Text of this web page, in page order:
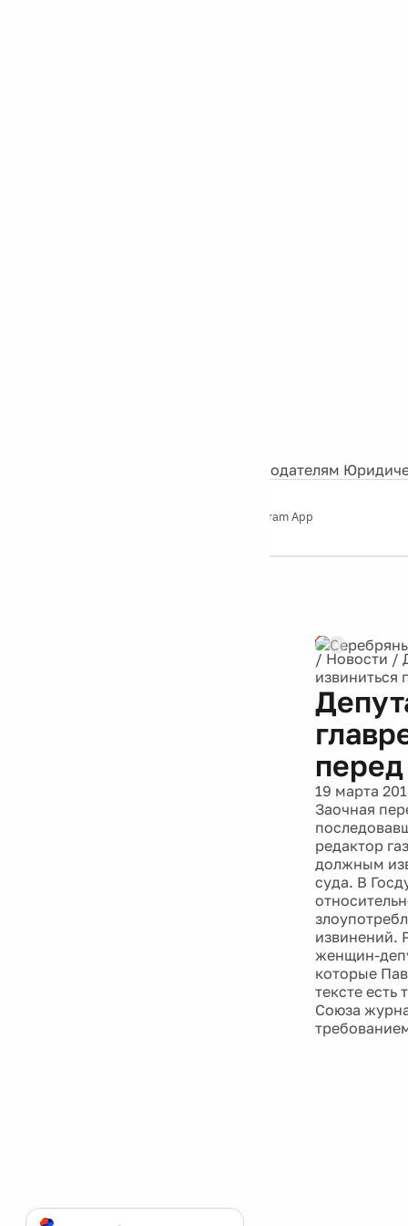
Рекламодателям
Telegram App
/ Новости /
извиниться
19 марта
Заочная
редактор
должным
суда. В
извинений.
женщин-
которые
тексте
Союза